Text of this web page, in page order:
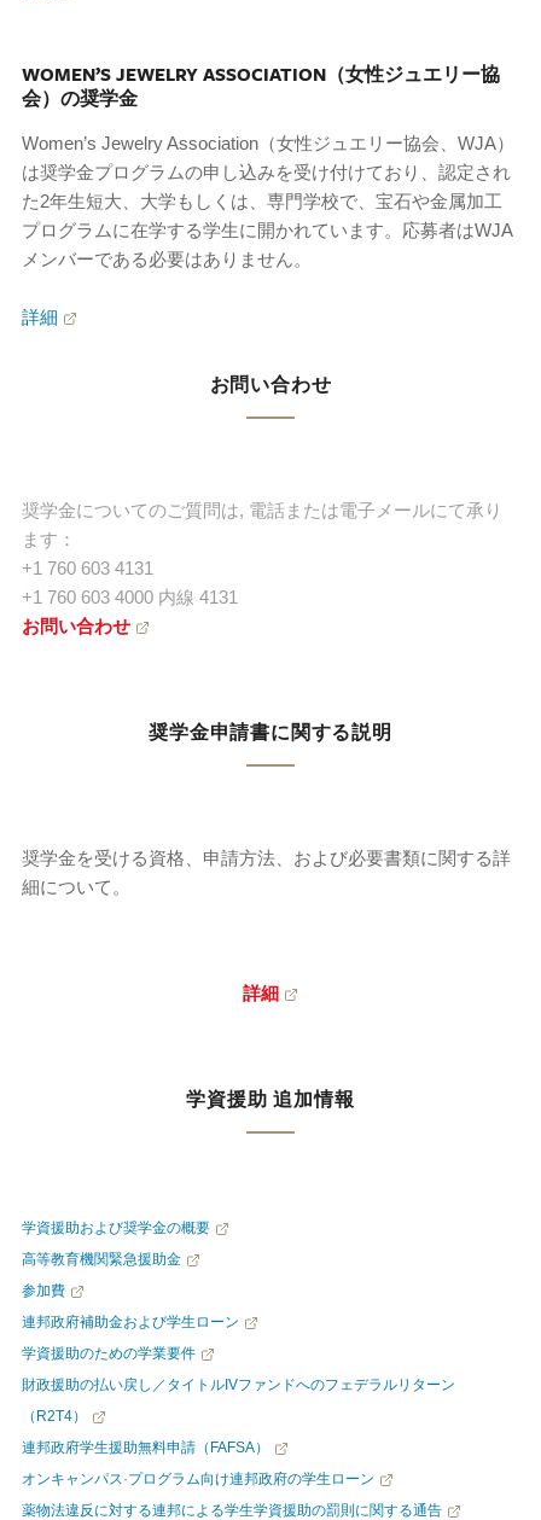
WOMEN’S JEWELRY ASSOCIATION（女性ジュエリー協
会）の奨学金
Women’s Jewelry Association（女性ジュエリー協会、WJA）
は奨学金プログラムの申し込みを受け付けており、認定され
た2年生短大、大学もしくは、専門学校で、宝石や金属加工
プログラムに在学する学生に開かれています。応募者はWJA
メンバーである必要はありません。
詳細
お問い合わせ
奨学金についてのご質問は, 電話または電子メールにて承り
ます：
+1 760 603 4131
+1 760 603 4000 内線 4131
お問い合わせ
奨学金申請書に関する説明
奨学金を受ける資格、申請方法、および必要書類に関する詳
細について。
詳細
学資援助 追加情報
学資援助および奨学金の概要
高等教育機関緊急援助金
参加費
連邦政府補助金および学生ローン
学資援助のための学業要件
財政援助の払い戻し／タイトルIVファンドへのフェデラルリターン
（R2T4）
連邦政府学生援助無料申請（FAFSA）
オンキャンパス·プログラム向け連邦政府の学生ローン
薬物法違反に対する連邦による学生学資援助の罰則に関する通告